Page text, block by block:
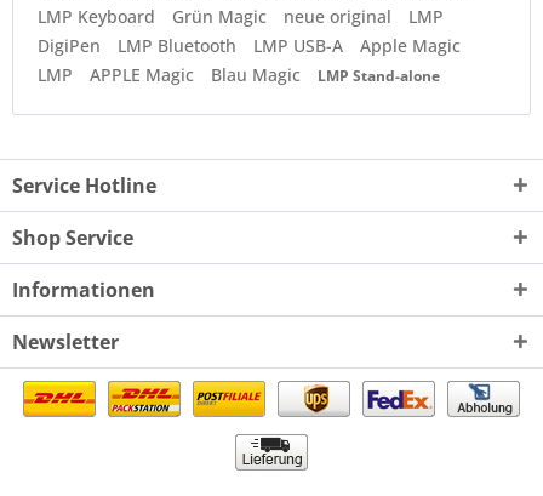
LMP Keyboard
Grün Magic neue original
LMP
DigiPen
LMP Bluetooth LMP USB-A
Apple Magic
LMP
APPLE Magic Blau Magic LMP Stand-alone
Service Hotline
Shop Service
Informationen
Newsletter